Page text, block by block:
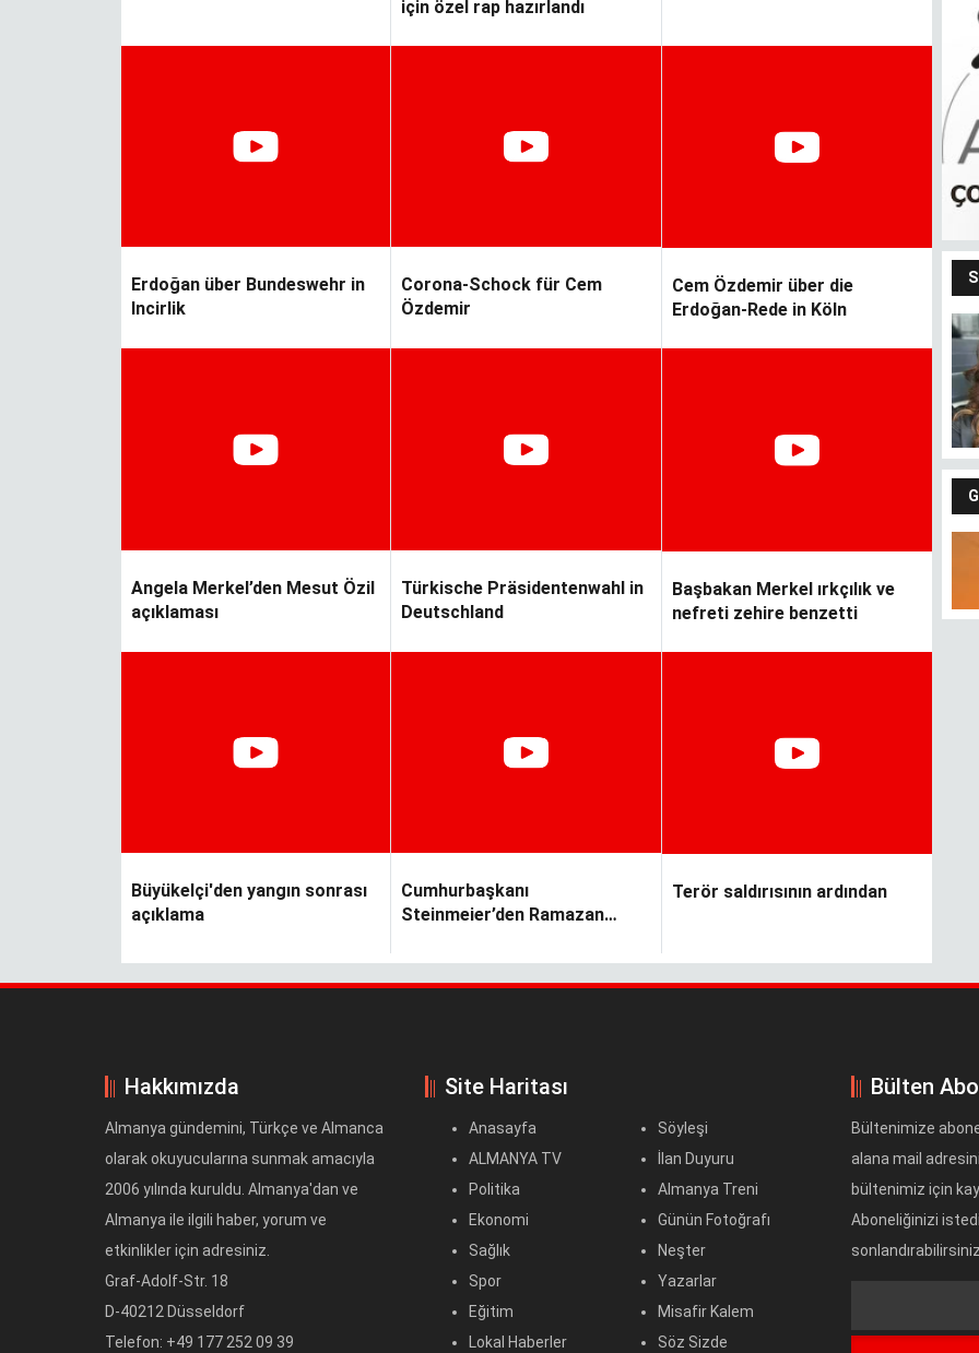
için özel rap hazırlandı
Erdoğan über Bundeswehr in
Incirlik
Corona-Schock für Cem
Özdemir
Cem Özdemir über die
Erdoğan-Rede in Köln
Angela Merkel’den Mesut Özil
açıklaması
Türkische Präsidentenwahl in
Deutschland
Başbakan Merkel ırkçılık ve
nefreti zehire benzetti
Büyükelçi'den yangın sonrası
açıklama
Cumhurbaşkanı
Steinmeier’den Ramazan
Terör saldırısının ardından
Hiçbir şey
Bendeki ben
Fındıkların keyfi
Hakkımızda
Almanya gündemini, Türkçe ve Almanca
olarak okuyucularına sunmak amacıyla
2006 yılında kuruldu. Almanya'dan ve
Almanya ile ilgili haber, yorum ve
etkinlikler için adresiniz.
Graf-Adolf-Str. 18
D-40212 Düsseldorf
Telefon: +49 177 252 09 39
Site Haritası
Anasayfa
ALMANYA TV
Politika
Ekonomi
Sağlık
Spor
Eğitim
Lokal Haberler
Söyleşi
İlan Duyuru
Almanya Treni
Günün Fotoğrafı
Neşter
Yazarlar
Misafir Kalem
Söz Sizde
Bülten
Bültenimize
alana mail
bültenimiz için
Aboneliğinizi
sonlandırabilirsiniz.